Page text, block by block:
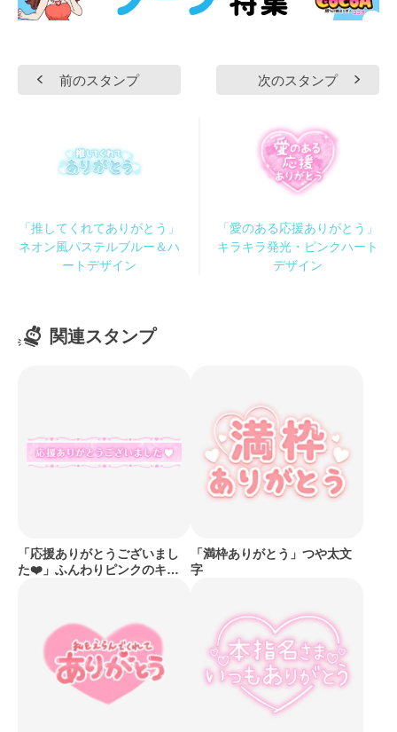
前のスタンプ
「推してくれてありがとう」
ネオン風パステルブルー＆ハ
ートデザイン
次のスタンプ
「愛のある応援ありがとう」
キラキラ発光・ピンクハート
デザイン
関連スタンプ
「応援ありがとうございまし
た❤️」ふんわりピンクのキラ
「満枠ありがとう」つや太文
字